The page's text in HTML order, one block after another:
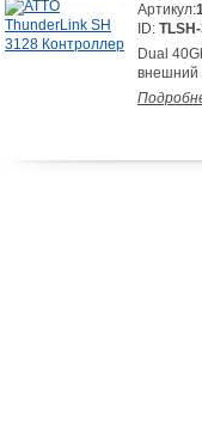
Артикул:
ID:
Dual
внешний